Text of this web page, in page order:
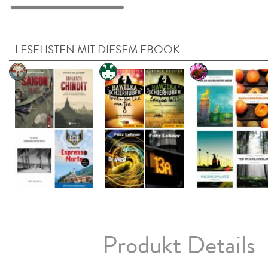
LESELISTEN MIT DIESEM EBOOK
Produkt Details